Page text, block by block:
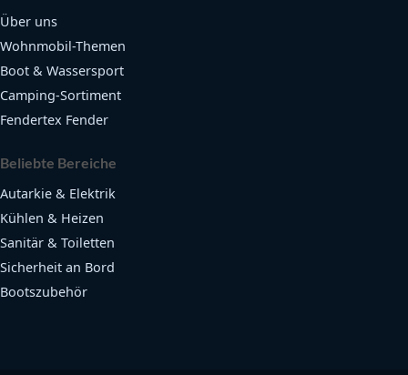
Über uns
Wohnmobil-Themen
Boot & Wassersport
Camping-Sortiment
Fendertex Fender
Beliebte Bereiche
Autarkie & Elektrik
Kühlen & Heizen
Sanitär & Toiletten
Sicherheit an Bord
Bootszubehör